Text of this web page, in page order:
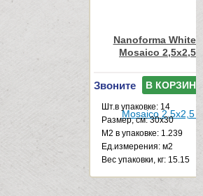
Nanoforma White
Mosaico 2,5x2,5
Звоните В КОРЗИНУ
Шт.в упаковке: 14
Размер, см: 30x30
М2 в упаковке: 1.239
Ед.измерения: м2
Веc упаковки, кг: 15.15